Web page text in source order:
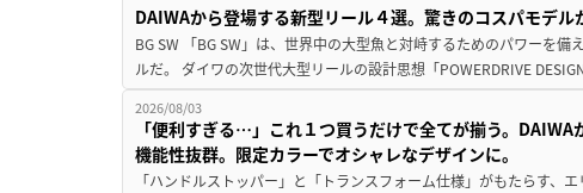
DAIWAから登場する新型リール４選。驚きのコスパモデル
BG SW 「BG SW」は、世界中の大型魚と対峙するためのパワーを
ルだ。 ダイワの次世代大型リールの設計思想「POWERDRIVE
2026/08/03
「便利すぎる…」これ１つ買うだけで全てが揃う。
機能性抜群。限定カラーでオシャレなデザインに。
「ハンドルストッパー」と「トランスフォーム仕様」がもたらす、